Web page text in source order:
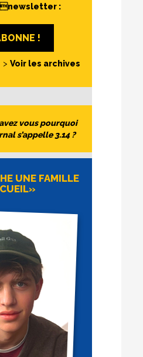
newsletter :
!
> Voir les archives
vous pourquoi
s’appelle 3.14 ?
UNE FAMILLE